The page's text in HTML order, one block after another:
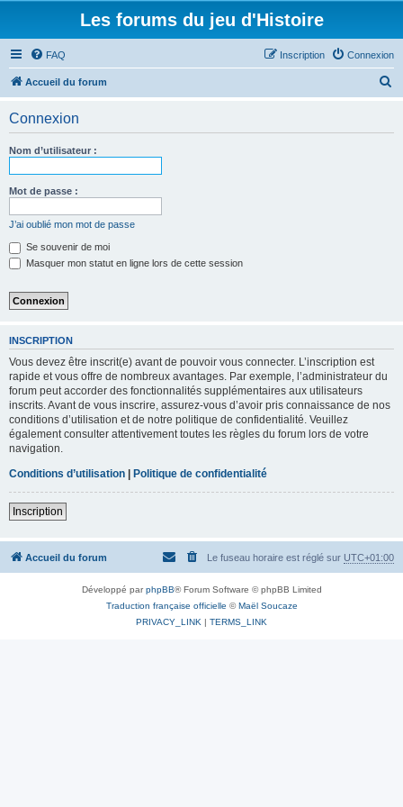
Les forums du jeu d'Histoire
FAQ Connexion
Inscription
Accueil du forum
Connexion
Nom d’utilisateur :
Mot de passe :
J’ai oublié mon mot de passe
Se souvenir de moi
Masquer mon statut en ligne lors de cette session
INSCRIPTION
Vous devez être inscrit(e) avant de pouvoir vous connecter. L’inscription est
rapide et vous offre de nombreux avantages. Par exemple, l’administrateur du
forum peut accorder des fonctionnalités supplémentaires aux utilisateurs
inscrits. Avant de vous inscrire, assurez-vous d’avoir pris connaissance de nos
conditions d’utilisation et de notre politique de confidentialité. Veuillez
également consulter attentivement toutes les règles du forum lors de votre
navigation.
Conditions d’utilisation | Politique de confidentialité
Inscription
Accueil du forum Le fuseau horaire est réglé sur UTC+01:00
Développé parphpBB® Forum Software © phpBB Limited
Traduction française officielle ©Maël Soucaze
PRIVACY_LINK | TERMS_LINK